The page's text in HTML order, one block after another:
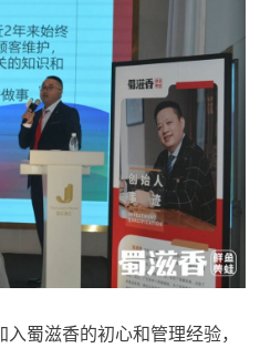
蜀滋香的初心和管理经验，